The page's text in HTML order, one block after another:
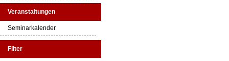
Veranstaltungen
Seminarkalender
Filter